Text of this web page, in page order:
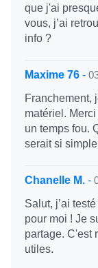
que j'ai
vous, j’ai
info ?
Maxime 76 -
Franchement,
matériel.
un temps fou.
serait si
Chanelle M. -
Salut, j’ai
pour moi ! Je
partage. C'est
utiles.